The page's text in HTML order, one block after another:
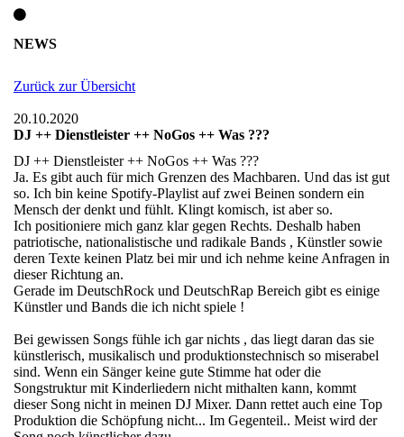
NEWS
Zurück zur Übersicht
20.10.2020
DJ ++ Dienstleister ++ NoGos ++ Was ???
DJ ++ Dienstleister ++ NoGos ++ Was ???
Ja. Es gibt auch für mich Grenzen des Machbaren. Und das ist gut
so. Ich bin keine Spotify-Playlist auf zwei Beinen sondern ein
Mensch der denkt und fühlt. Klingt komisch, ist aber so.
Ich positioniere mich ganz klar gegen Rechts. Deshalb haben
patriotische, nationalistische und radikale Bands , Künstler sowie
deren Texte keinen Platz bei mir und ich nehme keine Anfragen in
dieser Richtung an.
Gerade im DeutschRock und DeutschRap Bereich gibt es einige
Künstler und Bands die ich nicht spiele !
Bei gewissen Songs fühle ich gar nichts , das liegt daran das sie
künstlerisch, musikalisch und produktionstechnisch so miserabel
sind. Wenn ein Sänger keine gute Stimme hat oder die
Songstruktur mit Kinderliedern nicht mithalten kann, kommt
dieser Song nicht in meinen DJ Mixer. Dann rettet auch eine Top
Produktion die Schöpfung nicht... Im Gegenteil.. Meist wird der